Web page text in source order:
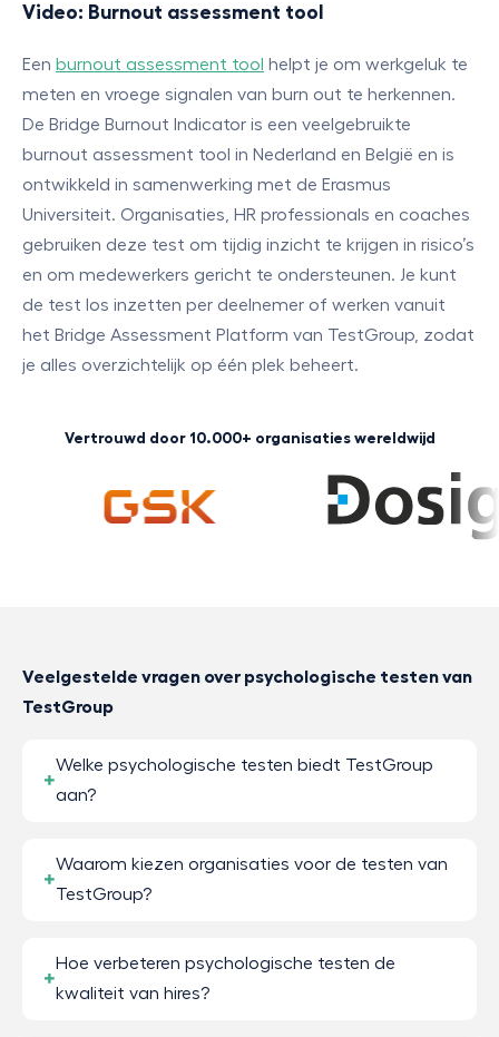
Video: Burnout assessment tool
Een burnout assessment tool helpt je om werkgeluk te
meten en vroege signalen van burn out te herkennen.
De Bridge Burnout Indicator is een veelgebruikte
burnout assessment tool in Nederland en België en is
ontwikkeld in samenwerking met de Erasmus
Universiteit. Organisaties, HR professionals en coaches
gebruiken deze test om tijdig inzicht te krijgen in risico’s
en om medewerkers gericht te ondersteunen. Je kunt
de test los inzetten per deelnemer of werken vanuit
het Bridge Assessment Platform van TestGroup, zodat
je alles overzichtelijk op één plek beheert.
Vertrouwd door 10.000+ organisaties wereldwijd
Veelgestelde vragen over psychologische testen van
TestGroup
Welke psychologische testen biedt TestGroup
aan?
Waarom kiezen organisaties voor de testen van
TestGroup?
Hoe verbeteren psychologische testen de
kwaliteit van hires?